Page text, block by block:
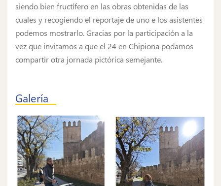
siendo bien fructífero en las obras obtenidas de las
cuales y recogiendo el reportaje de uno e los asistentes
podemos mostrarlo. Gracias por la participación a la
vez que invitamos a que el 24 en Chipiona podamos
compartir otra jornada pictórica semejante.
Galería